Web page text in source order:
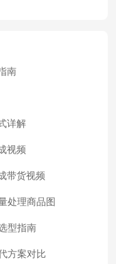
南
详解
视频
带货视频
处理商品图
型指南
方案对比